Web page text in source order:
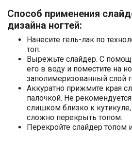
Способ применения
дизайна ногтей:
Нанесите гель-лак по
топ.
Вырежьте слайдер. С
его в воду и поместите на
заполимеризованный слой
Аккуратно прижмите края
палочкой. Не
слишком близко к кутикуле,
сложно перекрыть топом.
Перекройте слайдер топом